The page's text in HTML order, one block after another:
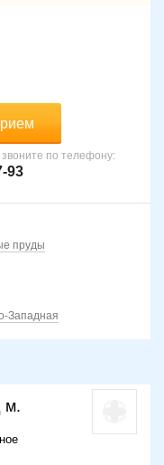
по телефону:
93
пруды
Западная
м.